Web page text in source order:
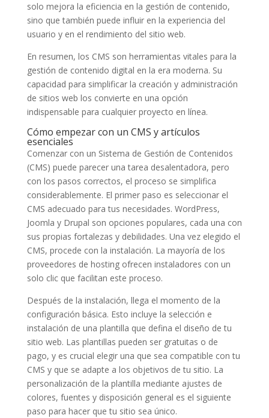
solo mejora la eficiencia en la gestión de contenido,
sino que también puede influir en la experiencia del
usuario y en el rendimiento del sitio web.
En resumen, los CMS son herramientas vitales para la
gestión de contenido digital en la era moderna. Su
capacidad para simplificar la creación y administración
de sitios web los convierte en una opción
indispensable para cualquier proyecto en línea.
Cómo empezar con un CMS y artículos
esenciales
Comenzar con un Sistema de Gestión de Contenidos
(CMS) puede parecer una tarea desalentadora, pero
con los pasos correctos, el proceso se simplifica
considerablemente. El primer paso es seleccionar el
CMS adecuado para tus necesidades. WordPress,
Joomla y Drupal son opciones populares, cada una con
sus propias fortalezas y debilidades. Una vez elegido el
CMS, procede con la instalación. La mayoría de los
proveedores de hosting ofrecen instaladores con un
solo clic que facilitan este proceso.
Después de la instalación, llega el momento de la
configuración básica. Esto incluye la selección e
instalación de una plantilla que defina el diseño de tu
sitio web. Las plantillas pueden ser gratuitas o de
pago, y es crucial elegir una que sea compatible con tu
CMS y que se adapte a los objetivos de tu sitio. La
personalización de la plantilla mediante ajustes de
colores, fuentes y disposición general es el siguiente
paso para hacer que tu sitio sea único.